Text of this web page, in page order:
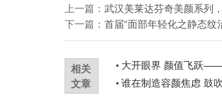
上一篇： 武汉美莱达芬奇美颜系列
下一篇： 首届“面部年轻化之静态纹
相关
文章
大开眼界 颜值飞跃
谁在制造容颜焦虑 鼓